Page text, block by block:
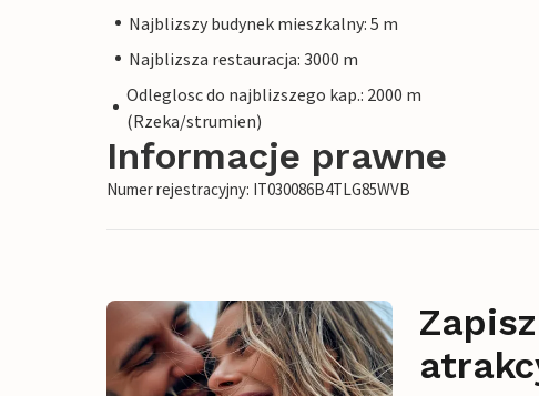
Najblizszy budynek mieszkalny: 5 m
Najblizsza restauracja: 3000 m
Odleglosc do najblizszego kap.: 2000 m
(Rzeka/strumien)
Informacje prawne
Numer rejestracyjny: IT030086B4TLG85WVB